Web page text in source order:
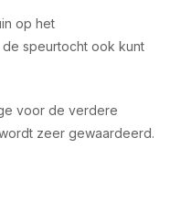
op het
speurtocht ook kunt
voor de verdere
zeer gewaardeerd.